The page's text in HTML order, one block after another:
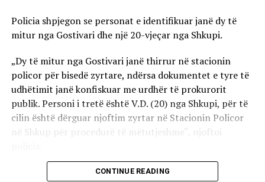
Policia shpjegon se personat e identifikuar janë dy të
mitur nga Gostivari dhe një 20-vjeçar nga Shkupi.
„Dy të mitur nga Gostivari janë thirrur në stacionin
policor për bisedë zyrtare, ndërsa dokumentet e tyre të
udhëtimit janë konfiskuar me urdhër të prokurorit
publik. Personi i tretë është V.D. (20) nga Shkupi, për të
cilin është dërguar njoftim zyrtar në Stacionin Policor
në Shkup për procedurë të mëtutjeshme“, njoftoi
Ata theksojnë se ndaj të treve do të zbatohet një
procedurë e përshpejtuar para gjykatës sapo të
CONTINUE READING